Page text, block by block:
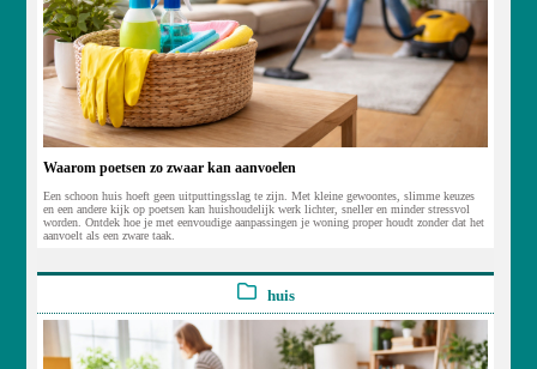
Waarom poetsen zo zwaar kan aanvoelen
Een schoon huis hoeft geen uitputtingsslag te zijn. Met kleine gewoontes, slimme keuzes
en een andere kijk op poetsen kan huishoudelijk werk lichter, sneller en minder stressvol
worden. Ontdek hoe je met eenvoudige aanpassingen je woning proper houdt zonder dat het
aanvoelt als een zware taak.
huis